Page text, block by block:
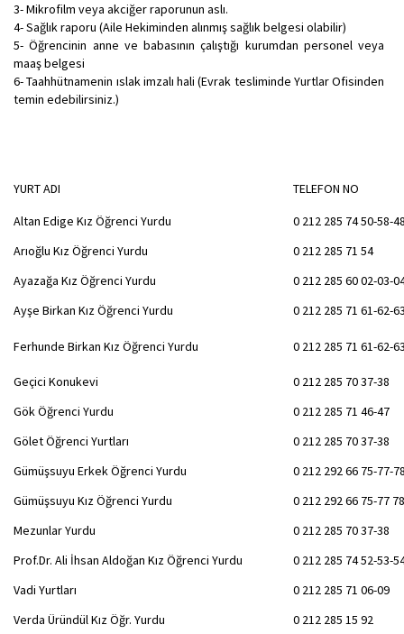
3- Mikrofilm veya akciğer raporunun aslı.
4- Sağlık raporu (Aile Hekiminden alınmış sağlık belgesi olabilir)
5- Öğrencinin anne ve babasının çalıştığı kurumdan personel veya
maaş belgesi
6- Taahhütnamenin ıslak imzalı hali (Evrak tesliminde Yurtlar Ofisinden
temin edebilirsiniz.)
YURT ADI
TELEFON NO
Altan Edige Kız Öğrenci Yurdu
0 212 285 74 50-58-
Arıoğlu Kız Öğrenci Yurdu
0 212 285 71 54
Ayazağa Kız Öğrenci Yurdu
0 212 285 60 02-03-
Ayşe Birkan Kız Öğrenci Yurdu
0 212 285 71 61-62-
Ferhunde Birkan Kız Öğrenci Yurdu 0 212 285 71 61-62-
Geçici Konukevi
0 212 285 70 37-38
Gök Öğrenci Yurdu
0 212 285 71 46-47
Gölet Öğrenci Yurtları
0 212 285 70 37-38
Gümüşsuyu Erkek Öğrenci Yurdu
0 212 292 66 75-77-
Gümüşsuyu Kız Öğrenci Yurdu
0 212 292 66 75-77 78
Mezunlar Yurdu
0 212 285 70 37-38
Prof.Dr. Ali İhsan Aldoğan Kız Öğrenci Yurdu
0 212 285 74 52-53-
Vadi Yurtları
0 212 285 71 06-09
Verda Üründül Kız Öğr. Yurdu
0 212 285 15 92